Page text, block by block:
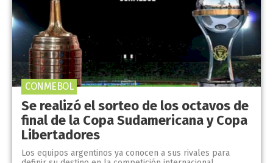
Se realizó el sorteo de los octavos de
final de la Copa Sudamericana y Copa
Libertadores
Los equipos argentinos ya conocen a sus rivales para
CONMEBOL